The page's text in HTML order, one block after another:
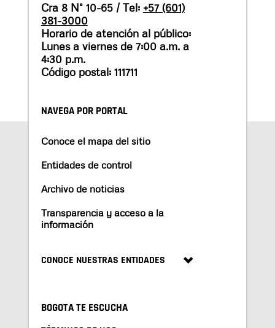
Cra 8 N° 10-65 / Tel: +57 (601)
381-3000
Horario de atención al público:
Lunes a viernes de 7:00 a.m. a
4:30 p.m.
Código postal: 111711
NAVEGA POR PORTAL
Conoce el mapa del sitio
Entidades de control
Archivo de noticias
Transparencia y acceso a la
información
CONOCE NUESTRAS ENTIDADES
BOGOTA TE ESCUCHA